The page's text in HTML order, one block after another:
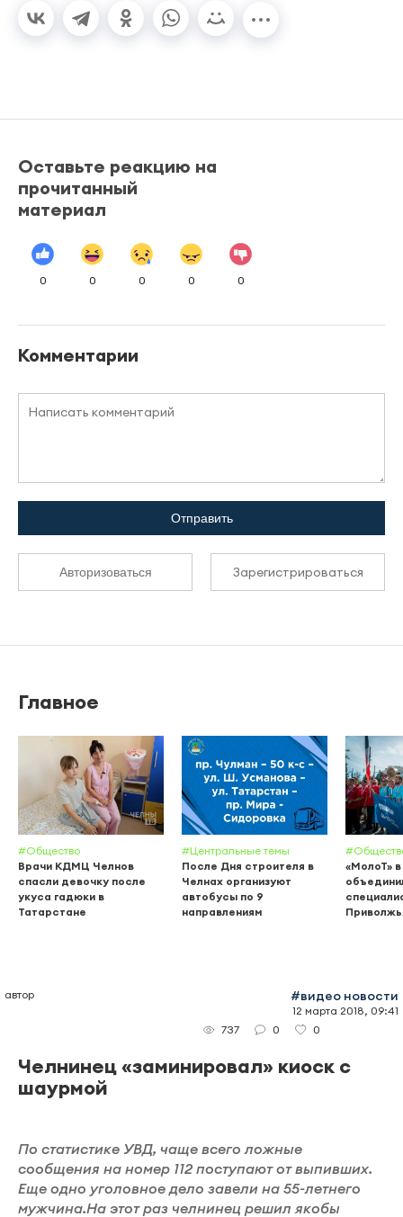
Оставьте реакцию на
прочитанный
материал
0 0 0 0 0
Комментарии
Отправить
Авторизоваться Зарегистрироваться
Главное
#Общество
Врачи КДМЦ Челнов
спасли девочку после
укуса гадюки в
Татарстане
#Центральные темы
После Дня строителя в
Челнах организуют
автобусы по 9
направлениям
«МолоТ»
автор #видео новости
12 марта 2018, 09:41
737
0 0
Челнинец «заминировал» киоск с
шаурмой
По статистике УВД, чаще всего ложные
сообщения на номер 112 поступают от выпивших.
Еще одно уголовное дело завели на 55-летнего
мужчина.На этот раз челнинец решил якобы